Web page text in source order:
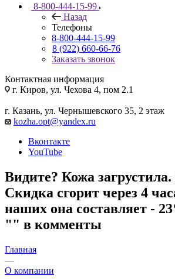
8-800-444-15-99
Назад
Телефоны
8-800-444-15-99
8 (922) 660-66-76
Заказать звонок
Контактная информация
г. Киров, ул. Чехова 4, пом 2.1
г. Казань, ул. Чернышевского 35, 2 этаж
kozha.opt@yandex.ru
Вконтакте
YouTube
Видите? Кожа
Скидка сгорит через 4
наших она составляет -
"" в комменты
Главная
—
О компании